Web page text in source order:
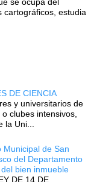
cartográficos, estudia
DE CIENCIA
y universitarios de
clubes intensivos,
Uni...
Municipal de San
del Departamento
bien inmueble
DE 14 DE